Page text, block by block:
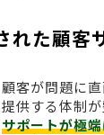
れた顧客
客が問題に
供する体制
サポートが極